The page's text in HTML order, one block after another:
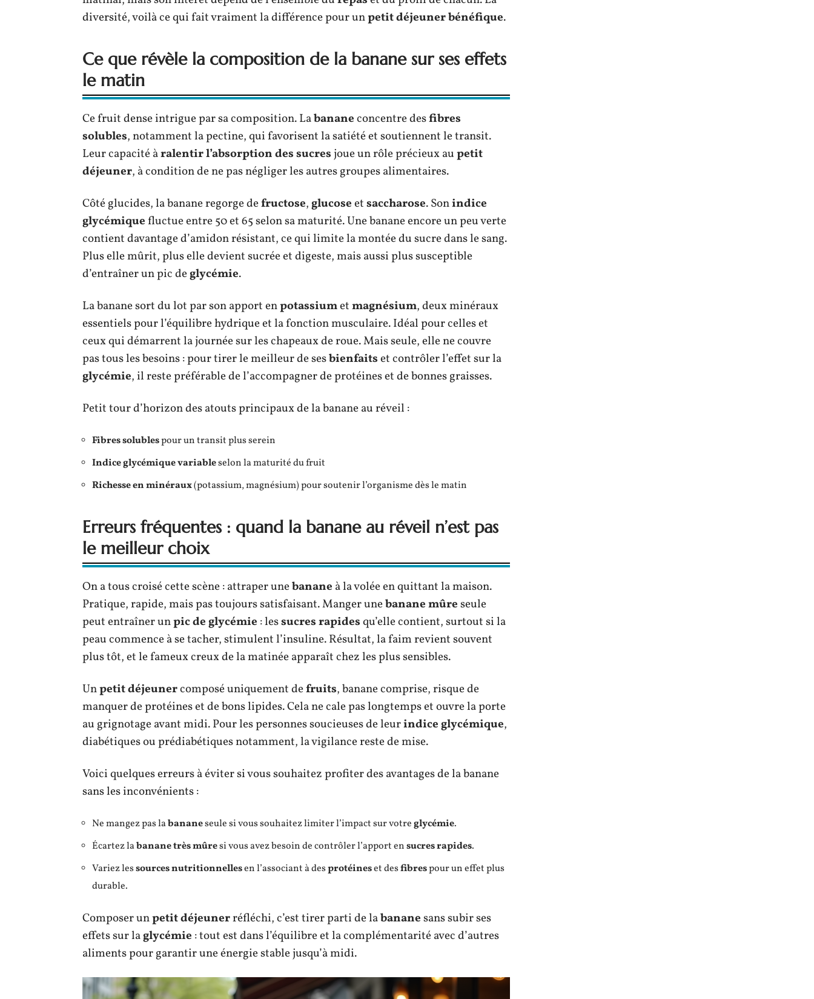
diversité, voilà ce qui fait vraiment la différence pour unpetit déjeuner bénéfique.
Ce que révèle la composition de la banane sur ses effets
le matin
Ce fruit dense intrigue par sa composition. Labananeconcentre desfibres
solubles, notamment la pectine, qui favorisent la satiété et soutiennent le transit.
Leur capacité àralentir l’absorption des sucresjoue un rôle précieux aupetit
déjeuner, à condition de ne pas négliger les autres groupes alimentaires.
Côté glucides, la banane regorge defructose,glucoseetsaccharose. Sonindice
glycémiquefluctue entre 50 et 65 selon sa maturité. Une banane encore un peu verte
contient davantage d’amidon résistant, ce qui limite la montée du sucre dans le sang.
Plus elle mûrit, plus elle devient sucrée et digeste, mais aussi plus susceptible
d’entraîner un pic deglycémie.
La banane sort du lot par son apport enpotassiumetmagnésium, deux minéraux
essentiels pour l’équilibre hydrique et la fonction musculaire. Idéal pour celles et
ceux qui démarrent la journée sur les chapeaux de roue. Mais seule, elle ne couvre
pas tous les besoins : pour tirer le meilleur de sesbienfaitset contrôler l’effet sur la
glycémie, il reste préférable de l’accompagner de protéines et de bonnes graisses.
Petit tour d’horizon des atouts principaux de la banane au réveil :
Fibres solublespour un transit plus serein
Indice glycémique variableselon la maturité du fruit
Richesse en minéraux(potassium, magnésium) pour soutenir l’organisme dès le matin
Erreurs fréquentes : quand la banane au réveil n’est pas
le meilleur choix
On a tous croisé cette scène : attraper unebanane à la volée en quittant la maison.
Pratique, rapide, mais pas toujours satisfaisant. Manger unebanane mûreseule
peut entraîner unpic de glycémie : lessucres rapidesqu’elle contient, surtout si la
peau commence à se tacher, stimulent l’insuline. Résultat, la faim revient souvent
plus tôt, et le fameux creux de la matinée apparaît chez les plus sensibles.
Unpetit déjeunercomposé uniquement defruits, banane comprise, risque de
manquer de protéines et de bons lipides. Cela ne cale pas longtemps et ouvre la porte
au grignotage avant midi. Pour les personnes soucieuses de leurindice glycémique,
diabétiques ou prédiabétiques notamment, la vigilance reste de mise.
Voici quelques erreurs à éviter si vous souhaitez profiter des avantages de la banane
sans les inconvénients :
Ne mangez pas labananeseule si vous souhaitez limiter l’impact sur votreglycémie.
Écartez labanane très mûresi vous avez besoin de contrôler l’apport ensucres rapides.
Variez lessources nutritionnellesen l’associant à desprotéineset desfibrespour un effet plus
durable.
Composer unpetit déjeunerréfléchi, c’est tirer parti de labananesans subir ses
effets sur laglycémie : tout est dans l’équilibre et la complémentarité avec d’autres
aliments pour garantir une énergie stable jusqu’à midi.